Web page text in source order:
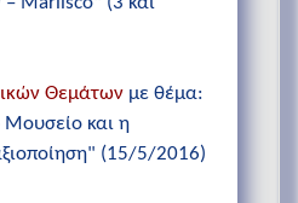
Θεμάτων με θέμα:
Μουσείο και η
(15/5/2016)